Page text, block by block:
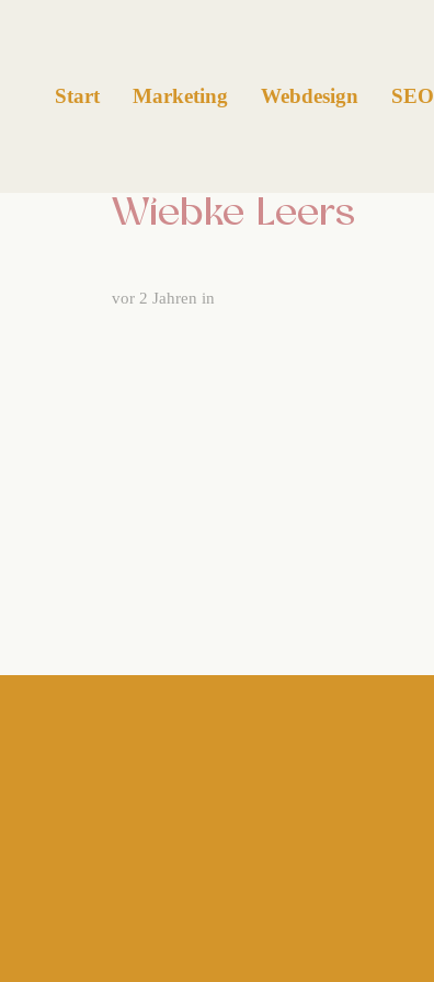
Navigation
Start Marketing Webdesign SEO
Wiebke Leers
vor 2 Jahren in